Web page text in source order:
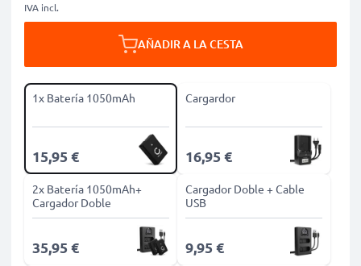
IVA incl.
AÑADIR A LA CESTA
1x Batería 1050mAh
15,95 €
Cargardor
16,95 €
2x Batería 1050mAh+
Cargador Doble
35,95 €
Cargador Doble + Cable
USB
9,95 €